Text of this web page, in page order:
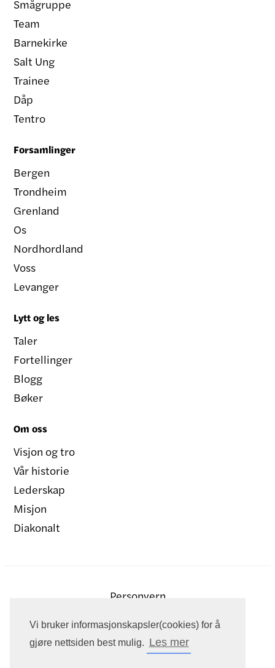
Vi bruker informasjonskapsler(cookies) for å
gjøre nettsiden best mulig. Les mer
Smågruppe
Team
Barnekirke
Salt Ung
Trainee
Dåp
Tentro
Forsamlinger
Bergen
Trondheim
Grenland
Os
Nordhordland
Voss
Levanger
Lytt og les
Taler
Fortellinger
Blogg
Bøker
Om oss
Visjon og tro
Vår historie
Lederskap
Misjon
Diakonalt
Personvern